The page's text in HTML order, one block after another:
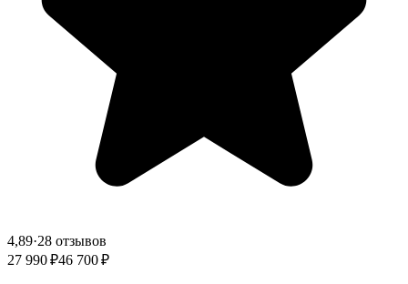
4,89·28 отзывов
27 990 ₽46 700 ₽